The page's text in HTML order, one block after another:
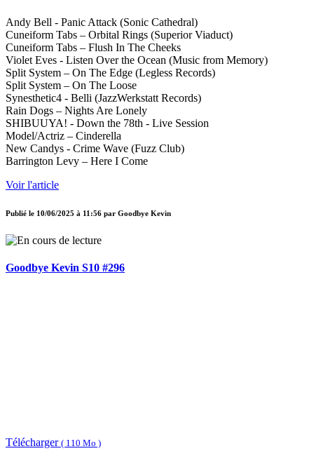
Andy Bell - Panic Attack (Sonic Cathedral)
Cuneiform Tabs – Orbital Rings (Superior Viaduct)
Cuneiform Tabs – Flush In The Cheeks
Violet Eves - Listen Over the Ocean (Music from Memory)
Split System – On The Edge (Legless Records)
Split System – On The Loose
Synesthetic4 - Belli (JazzWerkstatt Records)
Rain Dogs – Nights Are Lonely
SHIBUUYA! - Down the 78th - Live Session
Model/Actriz – Cinderella
New Candys - Crime Wave (Fuzz Club)
Barrington Levy – Here I Come
Voir l'article
Publié le 10/06/2025 à 11:56 par Goodbye Kevin
Goodbye Kevin S10 #296
Télécharger ( 110 Mo )